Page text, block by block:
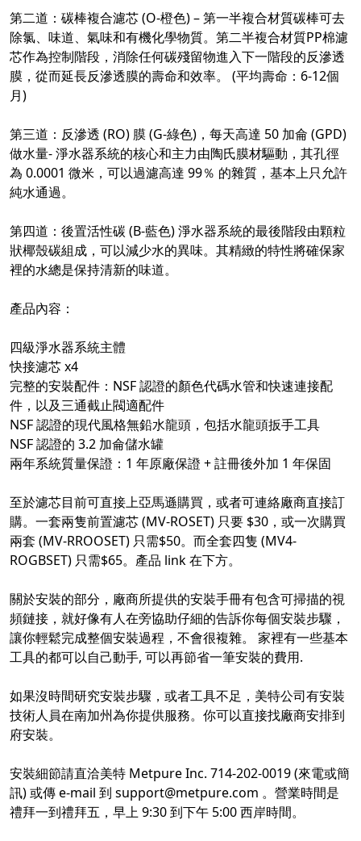
第二道：碳棒複合濾芯 (O-橙色) – 第一半複合材質碳棒可去
除氯、味道、氣味和有機化學物質。第二半複合材質PP棉濾
芯作為控制階段，消除任何碳殘留物進入下一階段的反滲透
膜，從而延長反滲透膜的壽命和效率。 (平均壽命：6-12個
月)
第三道：反滲透 (RO) 膜 (G-綠色)，每天高達 50 加侖 (GPD)
做水量- 淨水器系統的核心和主力由陶氏膜材驅動，其孔徑
為 0.0001 微米，可以過濾高達 99％ 的雜質，基本上只允許
純水通過。
第四道：後置活性碳 (B-藍色) 淨水器系統的最後階段由顆粒
狀椰殼碳組成，可以減少水的異味。其精緻的特性將確保家
裡的水總是保持清新的味道。
產品內容：
四級淨水器系統主體
快接濾芯 x4
完整的安裝配件：NSF 認證的顏色代碼水管和快速連接配
件，以及三通截止閥適配件
NSF 認證的現代風格無鉛水龍頭，包括水龍頭扳手工具
NSF 認證的 3.2 加侖儲水罐
兩年系統質量保證：1 年原廠保證 + 註冊後外加 1 年保固
至於濾芯目前可直接上亞馬遜購買，或者可連絡廠商直接訂
購。一套兩隻前置濾芯 (MV-ROSET) 只要 $30，或一次購買
兩套 (MV-RROOSET) 只需$50。而全套四隻 (MV4-
ROGBSET) 只需$65。產品 link 在下方。
關於安裝的部分，廠商所提供的安裝手冊有包含可掃描的視
頻鏈接，就好像有人在旁協助仔細的告訴你每個安裝步驟，
讓你輕鬆完成整個安裝過程，不會很複雜。 家裡有一些基本
工具的都可以自己動手, 可以再節省一筆安裝的費用.
如果沒時間研究安裝步驟，或者工具不足，美特公司有安裝
技術人員在南加州為你提供服務。你可以直接找廠商安排到
府安裝。
安裝細節請直洽美特 Metpure Inc. 714-202-0019 (來電或簡
訊) 或傳 e-mail 到 support@metpure.com 。營業時間是
禮拜一到禮拜五，早上 9:30 到下午 5:00 西岸時間。